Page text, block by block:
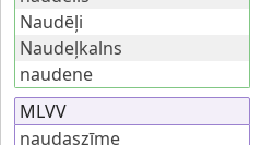
Naudēļi
Naudeļkalns
naudene
MLVV
naudaszīme